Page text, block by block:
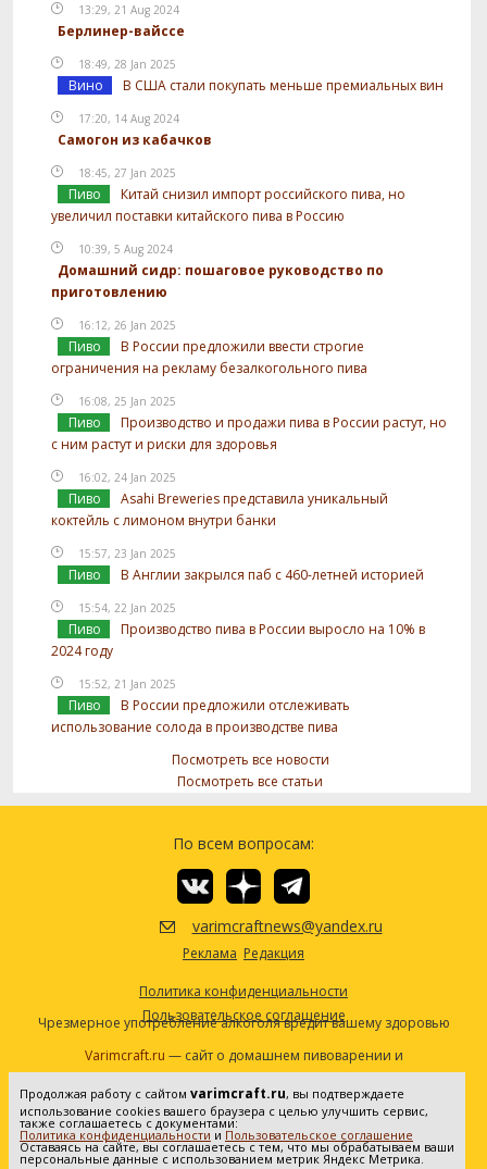
13:29, 21 Aug 2024
Берлинер-вайссе
18:49, 28 Jan 2025
Вино В США стали покупать меньше премиальных вин
17:20, 14 Aug 2024
Самогон из кабачков
18:45, 27 Jan 2025
Пиво
Китай снизил импорт российского пива, но
увеличил поставки китайского пива в Россию
10:39, 5 Aug 2024
Домашний сидр: пошаговое руководство по
приготовлению
16:12, 26 Jan 2025
Пиво
В России предложили ввести строгие
ограничения на рекламу безалкогольного пива
16:08, 25 Jan 2025
Пиво
Производство и продажи пива в России растут, но
с ним растут и риски для здоровья
16:02, 24 Jan 2025
Пиво
Asahi Breweries представила уникальный
коктейль с лимоном внутри банки
15:57, 23 Jan 2025
Пиво В Англии закрылся паб с 460-летней историей
15:54, 22 Jan 2025
Пиво
Производство пива в России выросло на 10% в
2024 году
15:52, 21 Jan 2025
Пиво
В России предложили отслеживать
использование солода в производстве пива
Посмотреть все новости
Посмотреть все статьи
По всем вопросам:
varimcraftnews@yandex.ru
Реклама Редакция
Политика конфиденциальности
Пользовательское соглашение
Чрезмерное употребление алкоголя вредит вашему здоровью
Varimcraft.ru — сайт о домашнем пивоварении и
самогоноварении.
Сетевое издание «Варимкрафт». Зарегистрировано в
Федеральной службе по надзору в сфере связи, информационных
технологий и массовых коммуникаций (Роскомнадзор). Реестровая
запись ЭЛ No ФС77-80936 от 25.05.2021. Все права защищены. 16+
Продолжая работу с сайтом varimcraft.ru, вы подтверждаете
использование cookies вашего браузера с целью улучшить сервис,
также соглашаетесь с документами:
Политика конфиденциальности и Пользовательское соглашение
Оставаясь на сайте, вы соглашаетесь с тем, что мы обрабатываем ваши
персональные данные с использованием метрик Яндекс Метрика.